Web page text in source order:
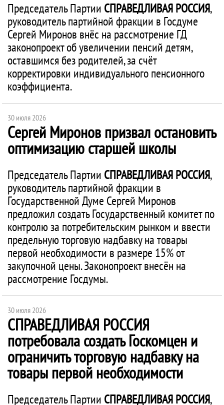
Председатель Партии СПРАВЕДЛИВАЯ РОССИЯ,
руководитель партийной фракции в Госдуме
Сергей Миронов внёс на рассмотрение ГД
законопроект об увеличении пенсий детям,
оставшимся без родителей, за счёт
корректировки индивидуального пенсионного
коэффициента.
30 июля 2026
Сергей Миронов призвал остановить
оптимизацию старшей школы
Председатель Партии СПРАВЕДЛИВАЯ РОССИЯ,
руководитель партийной фракции в
Государственной Думе Сергей Миронов
предложил создать Государственный комитет по
контролю за потребительским рынком и ввести
предельную торговую надбавку на товары
первой необходимости в размере 15% от
закупочной цены. Законопроект внесён на
рассмотрение Госдумы.
30 июля 2026
СПРАВЕДЛИВАЯ РОССИЯ
потребовала создать Госкомцен и
ограничить торговую надбавку на
товары первой необходимости
Председатель Партии СПРАВЕДЛИВАЯ РОССИЯ,